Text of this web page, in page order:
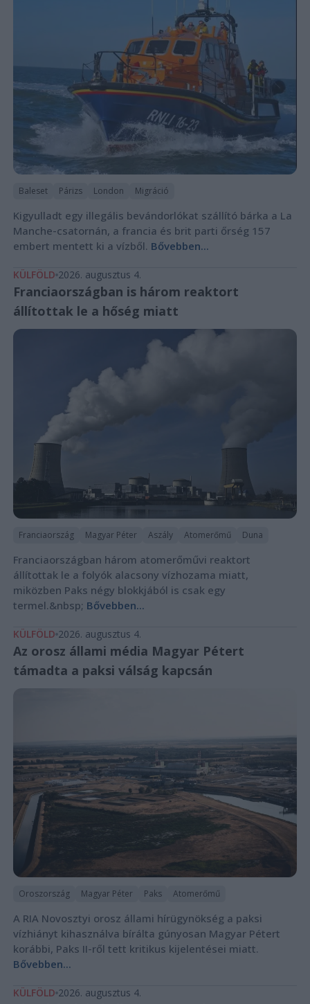
Baleset Párizs London Migráció
Kigyulladt egy illegális bevándorlókat szállító bárka a La
Manche-csatornán, a francia és brit parti őrség 157
embert mentett ki a vízből. Bővebben...
KÜLFÖLD 2026. augusztus 4.
Franciaországban is három reaktort
állítottak le a hőség miatt
Franciaország Magyar Péter Aszály Atomerőmű Duna
Franciaországban három atomerőművi reaktort
állítottak le a folyók alacsony vízhozama miatt,
miközben Paks négy blokkjából is csak egy
termel.&nbsp; Bővebben...
KÜLFÖLD 2026. augusztus 4.
Az orosz állami média Magyar Pétert
támadta a paksi válság kapcsán
Oroszország Magyar Péter Paks Atomerőmű
A RIA Novosztyi orosz állami hírügynökség a paksi
vízhiányt kihasználva bírálta gúnyosan Magyar Pétert
korábbi, Paks II-ről tett kritikus kijelentései miatt.
Bővebben...
KÜLFÖLD 2026. augusztus 4.